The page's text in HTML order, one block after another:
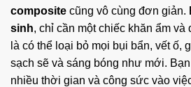
composite cũng vô cùng đơn giản.
sinh, chỉ cần một chiếc khăn ẩm
là có thể loại bỏ mọi bụi bẩn, vết ố,
sạch sẽ và sáng bóng như mới.
nhiều thời gian và công sức vào